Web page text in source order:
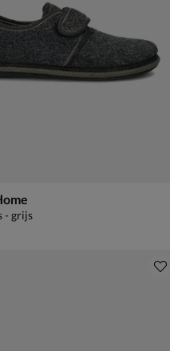
- grijs